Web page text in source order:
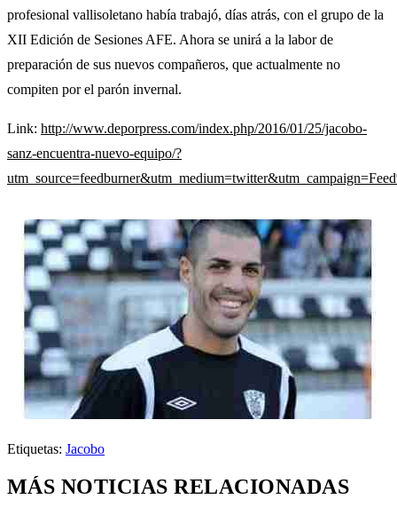
profesional vallisoletano había trabajó, días atrás, con el grupo de la
XII Edición de Sesiones AFE. Ahora se unirá a la labor de
preparación de sus nuevos compañeros, que actualmente no
compiten por el parón invernal.
Link: http://www.deporpress.com/index.php/2016/01/25/jacobo-
sanz-encuentra-nuevo-equipo/?
Etiquetas: Jacobo
MÁS NOTICIAS RELACIONADAS